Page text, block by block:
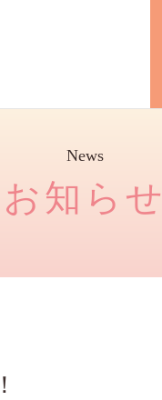
News
お知らせ